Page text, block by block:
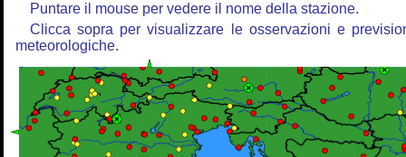
Puntare il mouse per vedere il nome della stazione.
Clicca sopra per visualizzare le osservazioni e
meteorologiche.